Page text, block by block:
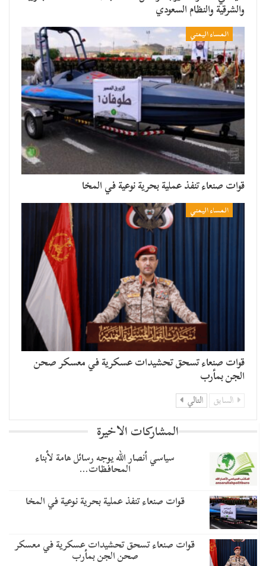
والشرقية والنظام السعودي
المساء اليمني
قوات صنعاء تنفذ عملية بحرية نوعية في المخا
المساء اليمني
قوات صنعاء تسحق تحشيدات عسكرية في معسكر صحن
الجن بمأرب
السابق التالي
المشاركات الاخيرة
سياسي أنصار الله يوجه رسائل هامة لأبناء
المحافظات…
قوات صنعاء تنفذ عملية بحرية نوعية في المخا
قوات صنعاء تسحق تحشيدات عسكرية في معسكر
صحن الجن بمأرب